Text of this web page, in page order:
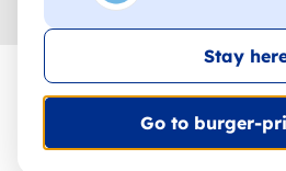
Stay
Go to burger-
Home
🔥 -30% de impresión